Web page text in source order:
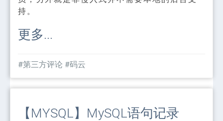
持。
更多...
#第三方评论 #码云
【MYSQL】MySQL语句记录